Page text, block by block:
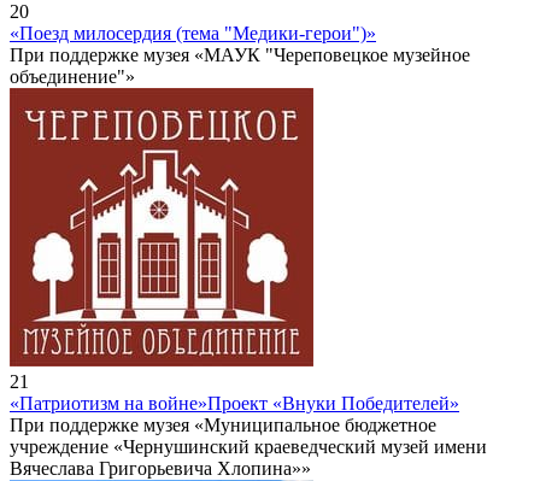
20
«Поезд милосердия (тема "Медики-герои")»
При поддержке музея «МАУК "Череповецкое музейное
объединение"»
21
«Патриотизм на войне»Проект «Внуки Победителей»
При поддержке музея «Муниципальное бюджетное
учреждение «Чернушинский краеведческий музей имени
Вячеслава Григорьевича Хлопина»»